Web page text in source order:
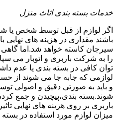
خدمات بسته بندی اثاث منزل
اگر لوازم از قبل توسط شخص یا
باشند مقداری در هزینه های نهایی
سیرجان کاسته خواهد شد.اما گاهی
را به شرکت باربری و اتوبار می
توان کافی در بسته بندی یا عدم
لوازمی که جابه جا می شوند از
و باید به صورتی دقیق و اصولی
شوند.بسته بندی،پیچیدن و جمع
باربری بر روی هزینه های نهایی
میزان لوازم مورد استفاده در بسته